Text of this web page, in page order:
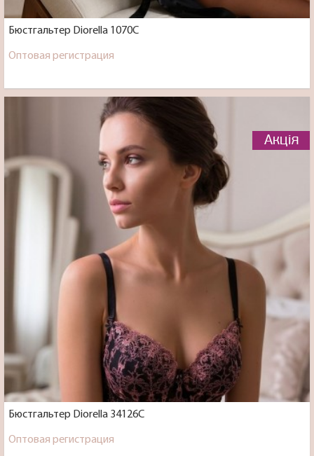
Бюстгальтер Diorella 1070C
Оптовая регистрация
Бюстгальтер Diorella 34126C
Оптовая регистрация